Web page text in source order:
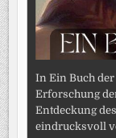
In Ein Buch
Erforschung
Entdeckung
eindrucksvoll